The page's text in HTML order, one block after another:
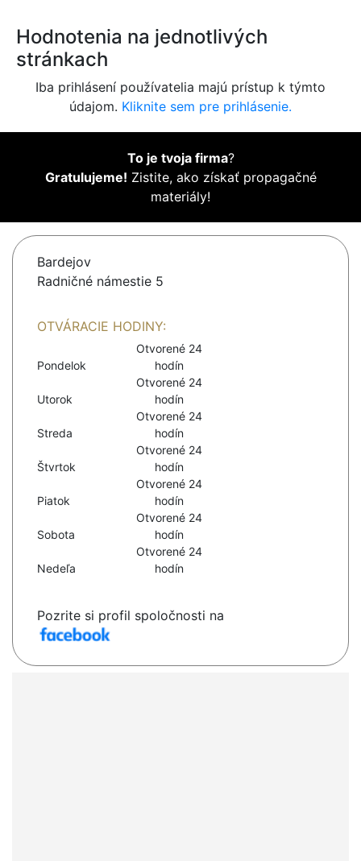
Hodnotenia na jednotlivých
stránkach
Iba prihlásení používatelia majú prístup k týmto
údajom. Kliknite sem pre prihlásenie.
To je tvoja firma?
Gratulujeme! Zistite, ako získať propagačné
materiály!
Bardejov
Radničné námestie 5
OTVÁRACIE HODINY:
Pondelok
Otvorené 24
hodín
Utorok
Otvorené 24
hodín
Streda
Otvorené 24
hodín
Štvrtok
Otvorené 24
hodín
Piatok
Otvorené 24
hodín
Sobota
Otvorené 24
hodín
Nedeľa
Otvorené 24
hodín
Pozrite si profil spoločnosti na